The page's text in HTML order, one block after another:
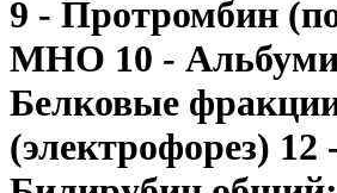
9 - Протромбин
МНО 10 -
Белковые
(электрофорез) 12